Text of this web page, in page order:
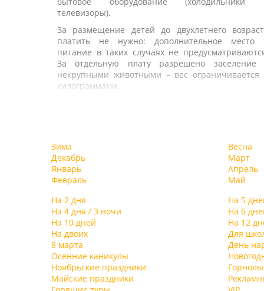
телевизоры).
За размещение детей до двухлетнего
платить не нужно: дополнительное место
питание в таких случаях не
За отдельную плату разрешено заселение
некрупными животными – вес ограничивается
килограммами.
корпусами – один из трех баров, другой бар – на
крыше восьмого этажа одного из корпусов, третий
– в spa-центре.
В распоряжении туристов – 3 открытых бассейна
(пресных) климатических (не
работают в летний период. И
подогреваемый 50-метровый «морской»
для межсезонья.
В spa-комплексе – 4 вида бани: хамам,
римская русская. Отдыхающие
воспользоваться гидромассажем
комфортабельном джакузи.
Зима
Декабрь
Январь
Февраль
Весна
Март
Апрель
Май
На 2 дня
На 5
На 4 дня / 3 ночи
На 6
На 10 дней
На 12
На двоих
Для
8 марта
День
Осенние каникулы
Ноябрьские праздники
Майские праздники